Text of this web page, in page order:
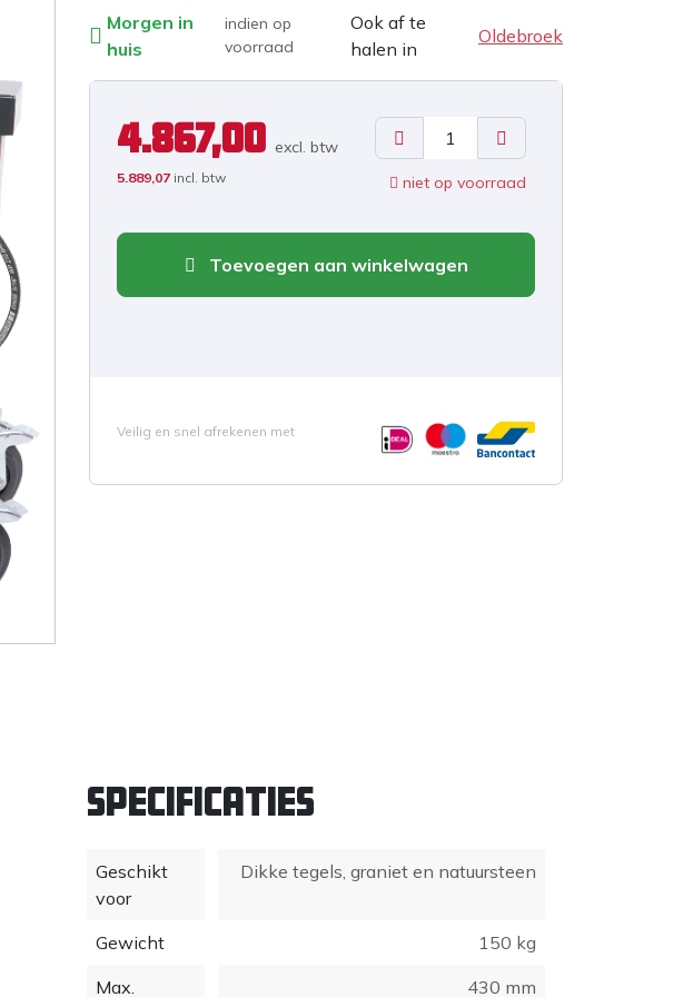
Morgen in
huis
indien op
voorraad
Ook af te
halen in
Oldebroek
4.867,00 excl. btw
5.889,07 incl. btw niet op voorraad
Toevoegen aan winkelwagen
Veilig en snel afrekenen met
Specificaties
Geschikt
voor
Dikke tegels, graniet en natuursteen
Gewicht
150 kg
Max.
430 mm